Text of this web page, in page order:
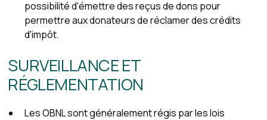
possibilité d'émettre des reçus de dons pour
permettre aux donateurs de réclamer des crédits
d'impôt.
SURVEILLANCE ET
RÉGLEMENTATION
Les OBNL sont généralement régis par les lois